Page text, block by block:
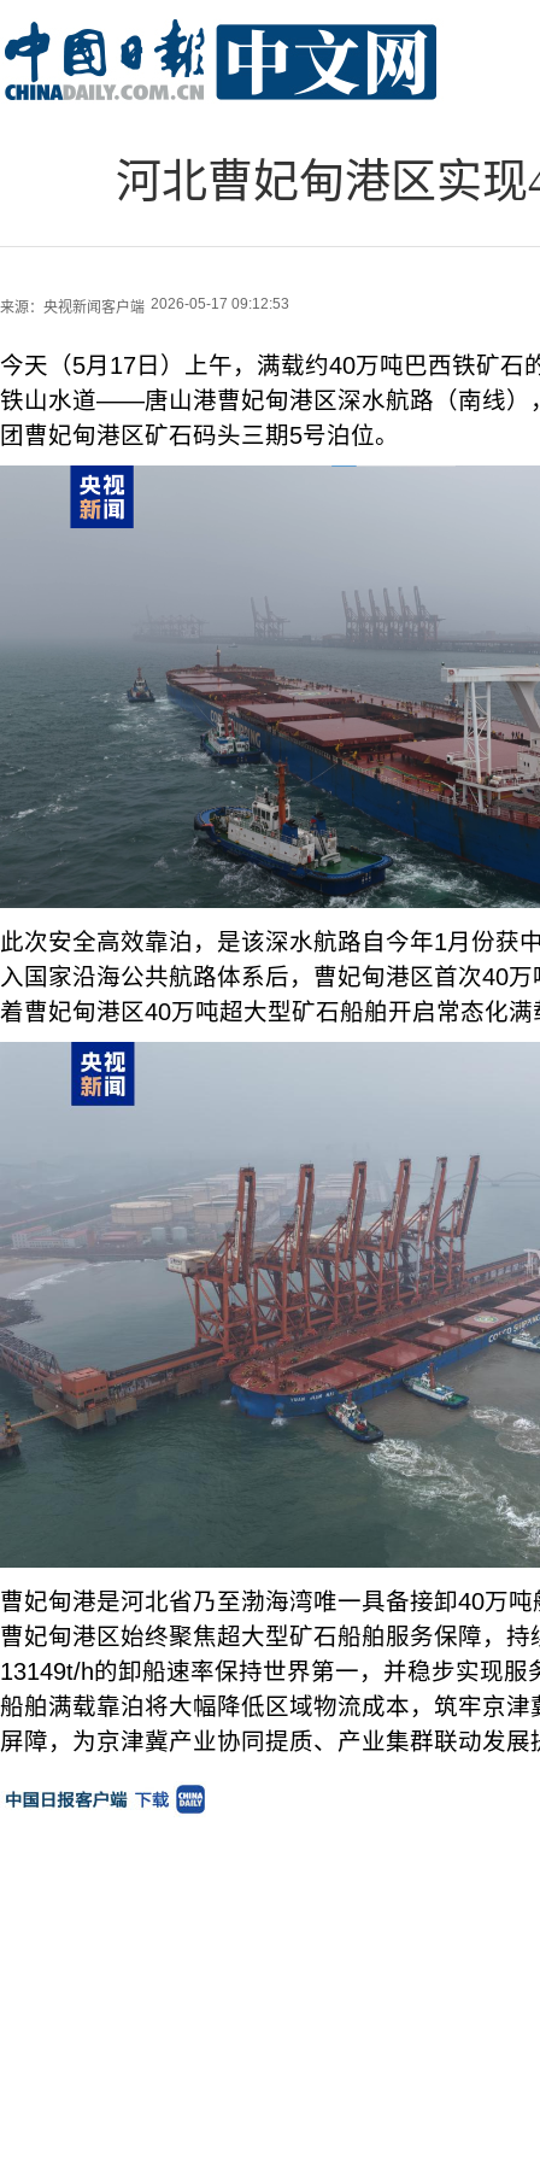
河北曹妃甸港区实
来源： 央视新闻客户端 2026-05-17 09:12:53
今天（5月17日）上午，满载约40万吨巴西铁矿石
铁山水道——唐山港曹妃甸港区深水航路（南线）
团曹妃甸港区矿石码头三期5号泊位。
此次安全高效靠泊，是该深水航路自今年1月份获
入国家沿海公共航路体系后，曹妃甸港区首次40
着曹妃甸港区40万吨超大型矿石船舶开启常态化
曹妃甸港是河北省乃至渤海湾唯一具备接卸40万
曹妃甸港区始终聚焦超大型矿石船舶服务保障，
13149t/h的卸船速率保持世界第一，并稳步实现服
船舶满载靠泊将大幅降低区域物流成本，筑牢京
屏障，为京津冀产业协同提质、产业集群联动发展